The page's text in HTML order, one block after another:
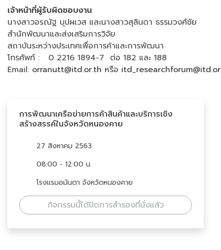
เจ้าหน้าที่ผู้รับผิดชอบงาน
นางสาวอรณัฐ บุปผเวส และนางสาวสุลินดา ธรรมวงศ์ชัย
สำนักพัฒนาและส่งเสริมการวิจัย
สถาบันระหว่างประเทศเพื่อการค้าและการพัฒนา
โทรศัพท์ : 0 2216 1894-7 ต่อ 182 และ 188
Email: orranutt@itd.or.th หรือ
การพัฒนาเครือข่ายการค้าสินค้าและบริการเชิง
สร้างสรรค์ในจังหวัดหนองคาย
27 สิงหาคม 2563
08:00 - 12:00 น.
โรงแรมอมันตา จังหวัดหนองคาย
กิจกรรมนี้ได้ปิดการสำรองที่นั่งแล้ว